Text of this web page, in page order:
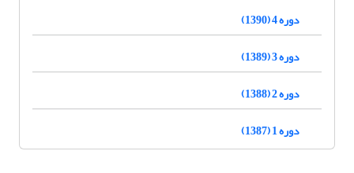
دوره 4 (1390)
دوره 3 (1389)
دوره 2 (1388)
دوره 1 (1387)